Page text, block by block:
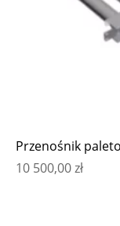
Przenośnik
10 500,00zł